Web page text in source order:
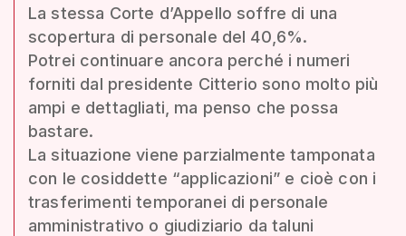
La stessa Corte d’Appello soffre di una
scopertura di personale del 40,6%.
Potrei continuare ancora perché i numeri
forniti dal presidente Citterio sono molto più
ampi e dettagliati, ma penso che possa
bastare.
La situazione viene parzialmente tamponata
con le cosiddette “applicazioni” e cioè con i
trasferimenti temporanei di personale
amministrativo o giudiziario da taluni